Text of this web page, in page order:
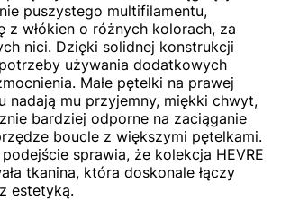
puszystego multifilamentu,
z włókien o różnych kolorach, za
nici. Dzięki solidnej konstrukcji
używania dodatkowych
Małe pętelki na prawej
nadają mu przyjemny, miękki chwyt,
bardziej odporne na zaciąganie
boucle z większymi pętelkami.
sprawia, że kolekcja HEVRE
tkanina, która doskonale łączy
estetyką.